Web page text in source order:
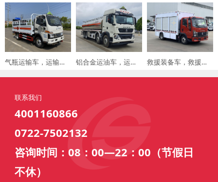
气瓶运输车，运输车价格，楚胜汽车集团 铝合金运油车，运油车厂家，楚胜汽车集团 救援装备车，救援车，楚胜汽车集团
联系我们
4001160866
0722-7502132
咨询时间：08：00—22：00（节假日
不休）